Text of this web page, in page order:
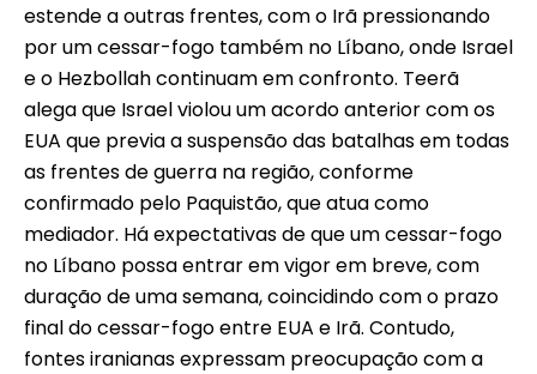
estende a outras frentes, com o Irã pressionando
por um cessar-fogo também no Líbano, onde Israel
e o Hezbollah continuam em confronto. Teerã
alega que Israel violou um acordo anterior com os
EUA que previa a suspensão das batalhas em todas
as frentes de guerra na região, conforme
confirmado pelo Paquistão, que atua como
mediador. Há expectativas de que um cessar-fogo
no Líbano possa entrar em vigor em breve, com
duração de uma semana, coincidindo com o prazo
final do cessar-fogo entre EUA e Irã. Contudo,
fontes iranianas expressam preocupação com a